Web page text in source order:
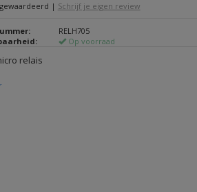
| Schrijf je eigen review
RELH705
Op voorraad
relais